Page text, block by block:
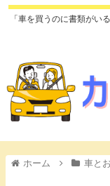
「車を買うのに書類がい
ホーム 車と